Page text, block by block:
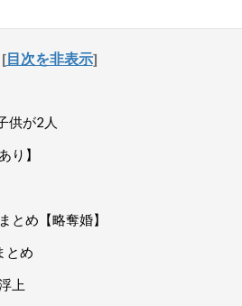
[目次を非表示]
供が2人
り】
とめ【略奪婚】
とめ
上